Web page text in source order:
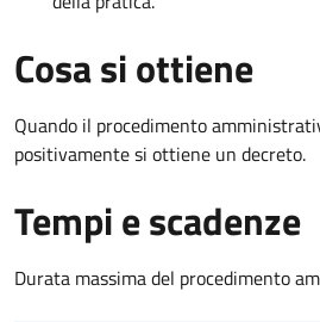
Cosa si ottiene
Quando il procedimento
positivamente si ottiene un decreto.
Tempi e scadenze
Durata massima del procedimento